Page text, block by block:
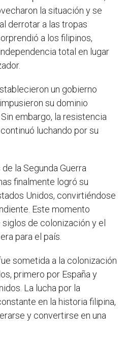
la situación y se
derrotar a las tropas
a los filipinos,
total en lugar
un gobierno
su dominio
embargo, la resistencia
luchando por su
la Segunda Guerra
finalmente logró su
Unidos, convirtiéndose
Este momento
de colonización y el
para el país.
sometida a la colonización
primero por España y
La lucha por la
en la historia filipina,
y convertirse en una